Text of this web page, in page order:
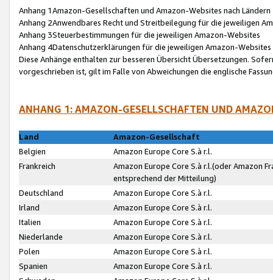
Anhang 1Amazon-Gesellschaften und Amazon-Websites nach Ländern
Anhang 2Anwendbares Recht und Streitbeilegung für die jeweiligen
Anhang 3Steuerbestimmungen für die jeweiligen Amazon-Websites
Anhang 4Datenschutzerklärungen für die jeweiligen Amazon-Websites
Diese Anhänge enthalten zur besseren Übersicht Übersetzungen.
vorgeschrieben ist, gilt im Falle von Abweichungen die englische
ANHANG 1: AMAZON-GESELLSCHAFTEN UND
Land
Amazon-Gesellschaft
Belgien
Amazon Europe Core S.à r.l.
Frankreich
Amazon Europe Core S.à r.l.(oder Amazon
entsprechend der Mitteilung)
Deutschland
Amazon Europe Core S.à r.l.
Irland
Amazon Europe Core S.à r.l.
Italien
Amazon Europe Core S.à r.l.
Niederlande
Amazon Europe Core S.à r.l.
Polen
Amazon Europe Core S.à r.l.
Spanien
Amazon Europe Core S.à r.l.